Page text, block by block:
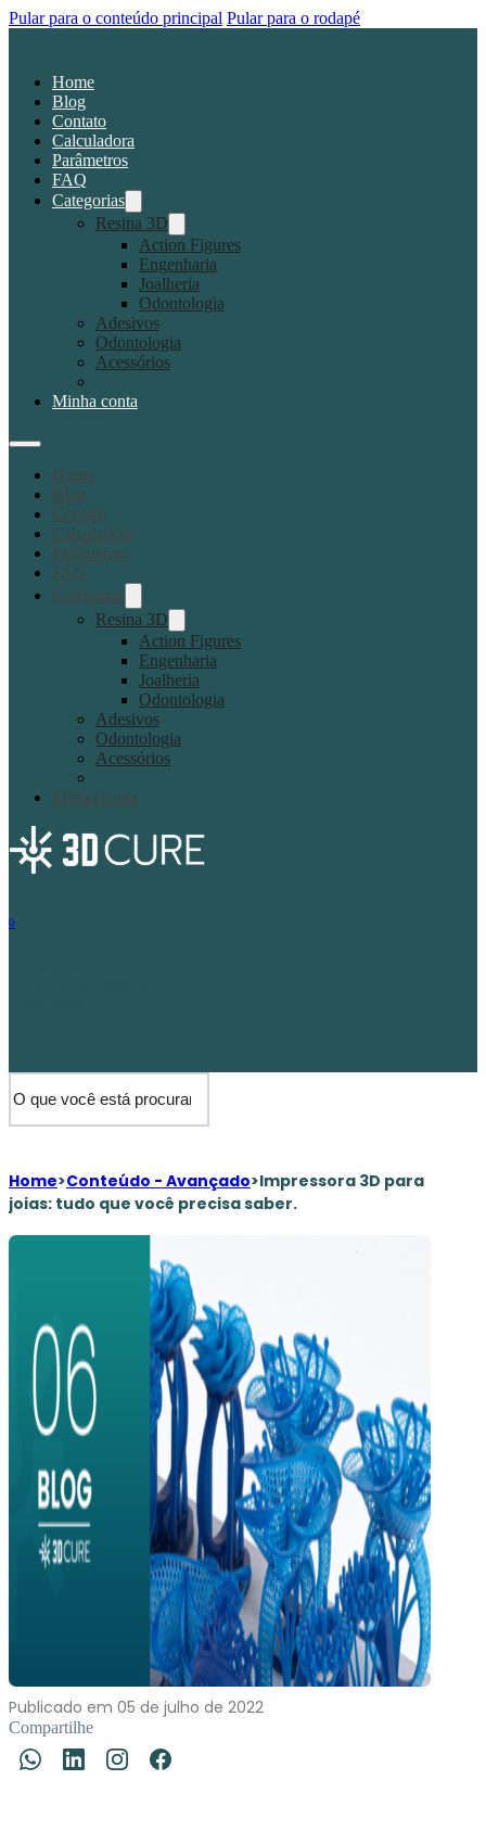
Pular para o conteúdo principal Pular para o rodapé
Home
Blog
Contato
Calculadora
Parâmetros
FAQ
Categorias
Resina 3D
Action Figures
Engenharia
Joalheria
Odontologia
Adesivos
Odontologia
Acessórios
Minha conta
Home
Blog
Contato
Calculadora
Parâmetros
FAQ
Categorias
Resina 3D
Action Figures
Engenharia
Joalheria
Odontologia
Adesivos
Odontologia
Acessórios
Minha conta
0
Home>Conteúdo - Avançado>Impressora 3D para
joias: tudo que você precisa saber.
Publicado em 05 de julho de 2022
Compartilhe